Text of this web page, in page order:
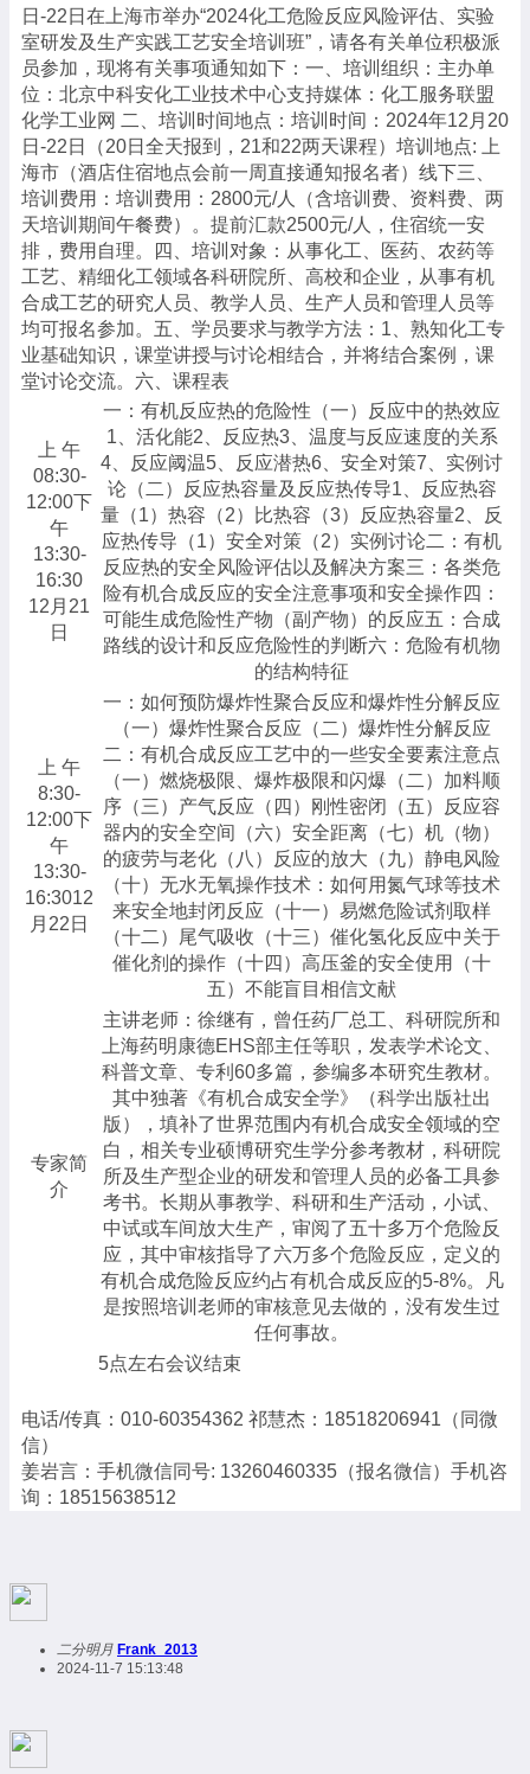
日-22日在上海市举办“2024化工危险反应风险评估、实验
室研发及生产实践工艺安全培训班”，请各有关单位积极派
员参加，现将有关事项通知如下：一、培训组织：主办单
位：北京中科安化工业技术中心支持媒体：化工服务联盟
化学工业网 二、培训时间地点：培训时间：2024年12月20
日-22日（20日全天报到，21和22两天课程）培训地点: 上
海市（酒店住宿地点会前一周直接通知报名者）线下三、
培训费用：培训费用：2800元/人（含培训费、资料费、两
天培训期间午餐费）。提前汇款2500元/人，住宿统一安
排，费用自理。四、培训对象：从事化工、医药、农药等
工艺、精细化工领域各科研院所、高校和企业，从事有机
合成工艺的研究人员、教学人员、生产人员和管理人员等
均可报名参加。五、学员要求与教学方法：1、熟知化工专
业基础知识，课堂讲授与讨论相结合，并将结合案例，课
堂讨论交流。六、课程表
上 午
08:30-
12:00下
午
13:30-
16:30
12月21
日
一：有机反应热的危险性（一）反应中的热效应
1、活化能2、反应热3、温度与反应速度的关系
4、反应阈温5、反应潜热6、安全对策7、实例讨
论（二）反应热容量及反应热传导1、反应热容
量（1）热容（2）比热容（3）反应热容量2、反
应热传导（1）安全对策（2）实例讨论二：有机
反应热的安全风险评估以及解决方案三：各类危
险有机合成反应的安全注意事项和安全操作四：
可能生成危险性产物（副产物）的反应五：合成
路线的设计和反应危险性的判断六：危险有机物
的结构特征
上 午
8:30-
12:00下
午
13:30-
16:3012
月22日
一：如何预防爆炸性聚合反应和爆炸性分解反应
（一）爆炸性聚合反应（二）爆炸性分解反应
二：有机合成反应工艺中的一些安全要素注意点
（一）燃烧极限、爆炸极限和闪爆（二）加料顺
序（三）产气反应（四）刚性密闭（五）反应容
器内的安全空间（六）安全距离（七）机（物）
的疲劳与老化（八）反应的放大（九）静电风险
（十）无水无氧操作技术：如何用氮气球等技术
来安全地封闭反应（十一）易燃危险试剂取样
（十二）尾气吸收（十三）催化氢化反应中关于
催化剂的操作（十四）高压釜的安全使用（十
五）不能盲目相信文献
专家简
介
主讲老师：徐继有，曾任药厂总工、科研院所和
上海药明康德EHS部主任等职，发表学术论文、
科普文章、专利60多篇，参编多本研究生教材。
其中独著《有机合成安全学》（科学出版社出
版），填补了世界范围内有机合成安全领域的空
白，相关专业硕博研究生学分参考教材，科研院
所及生产型企业的研发和管理人员的必备工具参
考书。长期从事教学、科研和生产活动，小试、
中试或车间放大生产，审阅了五十多万个危险反
应，其中审核指导了六万多个危险反应，定义的
有机合成危险反应约占有机合成反应的5-8%。凡
是按照培训老师的审核意见去做的，没有发生过
任何事故。
5点左右会议结束
电话/传真：010-60354362 祁慧杰：18518206941（同微
信）
姜岩言：手机微信同号: 13260460335（报名微信）手机咨
询：18515638512
二分明月 Frank_2013
2024-11-7 15:13:48